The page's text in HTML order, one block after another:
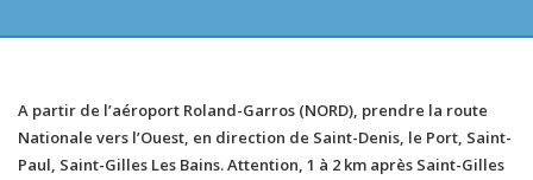
A partir de l’aéroport Roland-Garros (NORD), prendre la route
Nationale vers l’Ouest, en direction de Saint-Denis, le Port, Saint-
Paul, Saint-Gilles Les Bains. Attention, 1 à 2 km après Saint-Gilles